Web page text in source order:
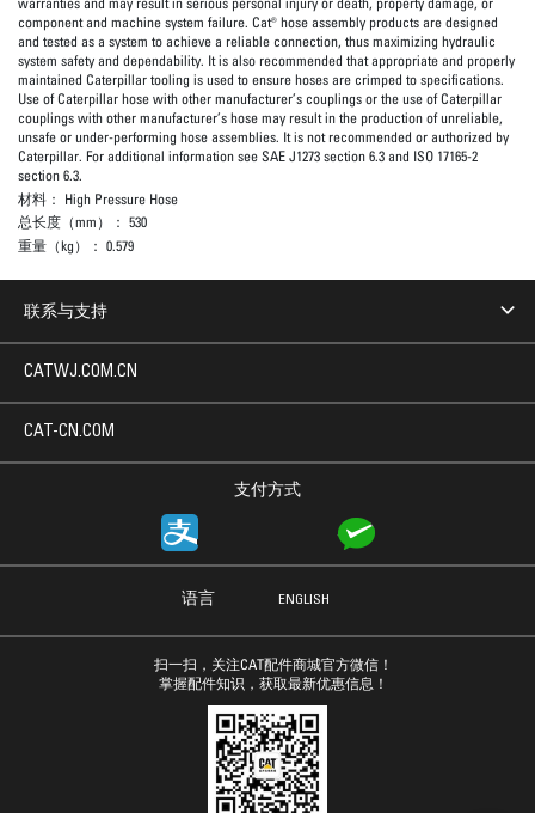
component and machine system failure. Cat® hose assembly products are designed
and tested as a system to achieve a reliable connection, thus maximizing hydraulic
system safety and dependability. It is also recommended that appropriate and properly
maintained Caterpillar tooling is used to ensure hoses are crimped to specifications.
Use of Caterpillar hose with other manufacturer’s couplings or the use of Caterpillar
couplings with other manufacturer’s hose may result in the production of unreliable,
unsafe or under-performing hose assemblies. It is not recommended or authorized by
Caterpillar. For additional information see SAE J1273 section 6.3 and ISO 17165-2
section 6.3.
材料： High Pressure Hose
总长度（mm）： 530
重量（kg）： 0.579
联系与支持
支付方式
CATWJ.COM.CN
CAT-CN.COM
语言 ENGLISH
扫一扫，关注CAT配件商城官方微信！
掌握配件知识，获取最新优惠信息！